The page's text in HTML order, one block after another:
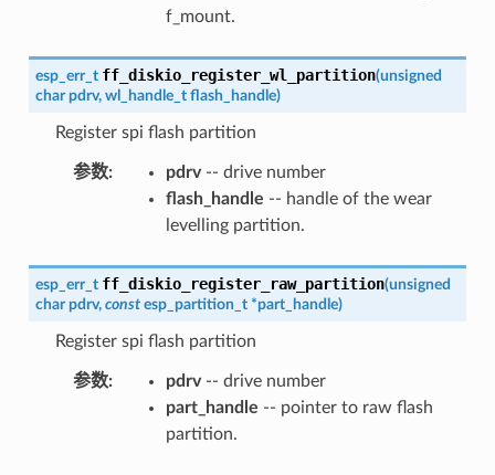
f_mount.
esp_err_t ff_diskio_register_wl_partition(unsigned
char pdrv, wl_handle_t flash_handle)
Register spi flash partition
参数: pdrv-- drive number
flash_handle -- handle of the wear
levelling partition.
esp_err_t ff_diskio_register_raw_partition(unsigned
char pdrv, const esp_partition_t *part_handle)
Register spi flash partition
参数: pdrv-- drive number
part_handle -- pointer to raw flash
partition.